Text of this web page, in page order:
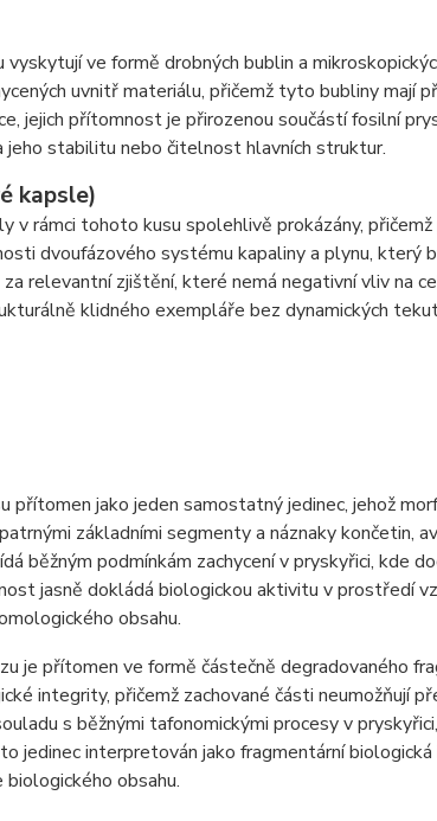
ve formě drobných bublin a
uvnitř materiálu, přičemž tyto bubliny mají
jejich přítomnost je přirozenou součástí fosilní
jeho stabilitu nebo čitelnost hlavních struktur.
kapsle)
v rámci tohoto kusu spolehlivě prokázány,
dvoufázového systému kapaliny a plynu, který
relevantní zjištění, které nemá negativní vliv na
klidného exempláře bez dynamických
přítomen jako jeden samostatný jedinec, jehož
základními segmenty a náznaky končetin,
běžným podmínkám zachycení v pryskyřici, kde
jasně dokládá biologickou aktivitu v prostředí
obsahu.
je přítomen ve formě částečně degradovaného
integrity, přičemž zachované části neumožňují
s běžnými tafonomickými procesy v
jedinec interpretován jako fragmentární
obsahu.